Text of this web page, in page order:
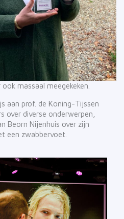
massaal meegekeken.
aan prof. de Koning-Tijssen
over diverse onderwerpen,
Beorn Nijenhuis over zijn
een zwabbervoet.